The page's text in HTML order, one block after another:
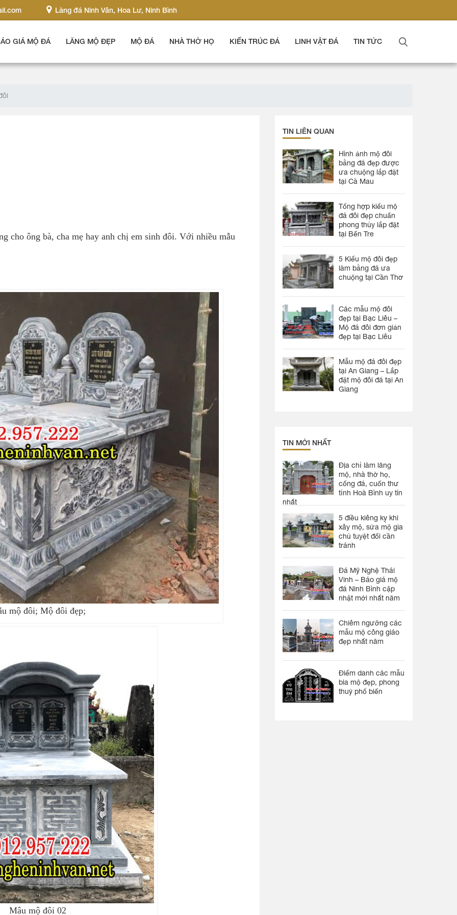
Làng đá Ninh Vân, Hoa Lư, Ninh Bình
GIÁ MỘ ĐÁ LĂNG MỘ ĐẸP MỘ ĐÁ NHÀ THỜ HỌ KIẾN TRÚC ĐÁ LINH VẬT ĐÁ TIN TỨC
cho ông bà, cha mẹ hay anh chị em sinh đôi. Với nhiều mẫu
mộ đôi; Mộ đôi đẹp;
Mâu mộ đôi 02
TIN LIÊN QUAN
Hình ảnh mộ đôi
bằng đá đẹp được
ưa chuộng lắp đặt
tại Cà Mau
Tổng hợp kiểu mộ
đá đôi đẹp chuẩn
phong thủy lắp đặt
tại Bến Tre
5 Kiểu mộ đôi đẹp
làm bằng đá ưa
chuộng tại Cần Thơ
Các mẫu mộ đôi
đẹp tại Bạc Liêu –
Mộ đá đôi đơn giản
đẹp tại Bạc Liêu
Mẫu mộ đá đôi đẹp
tại An Giang – Lắp
đặt mộ đôi đá tại An
Giang
TIN MỚI NHẤT
Địa chỉ làm lăng
mộ, nhà thờ họ,
cổng đá, cuốn thư
tỉnh Hoà Bình uy tín
nhất
5 điều kiêng kỵ khi
xây mộ, sửa mộ gia
chủ tuyệt đối cần
tránh
Đá Mỹ Nghệ Thái
Vinh – Báo giá mộ
đá Ninh Bình cập
nhật mới nhất năm
Chiêm ngưỡng các
mẫu mộ công giáo
đẹp nhất năm
Điểm danh các mẫu
bia mộ đẹp, phong
thuỷ phổ biến